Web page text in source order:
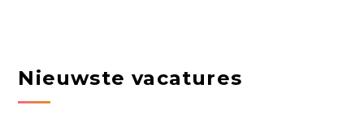
Nieuwste vacatures